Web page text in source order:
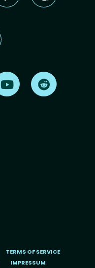
on LinkedInFind us on Youtube
TERMS OF SERVICE
IMPRESSUM